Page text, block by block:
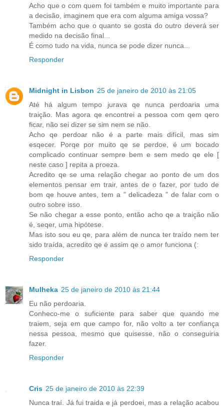
Acho que o com quem foi também e muito importante para
a decisão, imaginem que era com alguma amiga vossa?
Também acho que o quanto se gosta do outro deverá ser
medido na decisão final...
É como tudo na vida, nunca se pode dizer nunca...
Responder
Midnight in Lisbon 25 de janeiro de 2010 às 21:05
Até há algum tempo jurava qe nunca perdoaria uma
traição. Mas agora qe encontrei a pessoa com qem qero
ficar, não sei dizer se sim nem se não.
Acho qe perdoar não é a parte mais difícil, mas sim
esqecer. Porqe por muito qe se perdoe, é um bocado
complicado continuar sempre bem e sem medo qe ele [
neste caso ] repita a proeza.
Acredito qe se uma relação chegar ao ponto de um dos
elementos pensar em trair, antes de o fazer, por tudo de
bom qe houve antes, tem a " delicadeza " de falar com o
outro sobre isso.
Se não chegar a esse ponto, então acho qe a traição não
é, seqer, uma hipótese.
Mas isto sou eu qe, para além de nunca ter traído nem ter
sido traída, acredito qe é assim qe o amor funciona (:
Responder
Mulheka 25 de janeiro de 2010 às 21:44
Eu não perdoaria.
Conheco-me o suficiente para saber que quando me
traiem, seja em que campo for, não volto a ter confiança
nessa pessoa, mesmo que quisesse, não o conseguiria
fazer.
Responder
Cris 25 de janeiro de 2010 às 22:39
Nunca traí. Já fui traida e já perdoei, mas a relação acabou